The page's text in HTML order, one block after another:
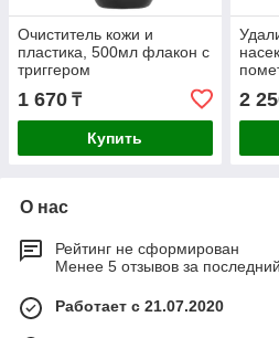
Очиститель кожи и
пластика, 500мл флакон с
триггером
1 670 ₸
Купить
2
О нас
Рейтинг не сформирован
Менее 5 отзывов за
Работает с 21.07.2020